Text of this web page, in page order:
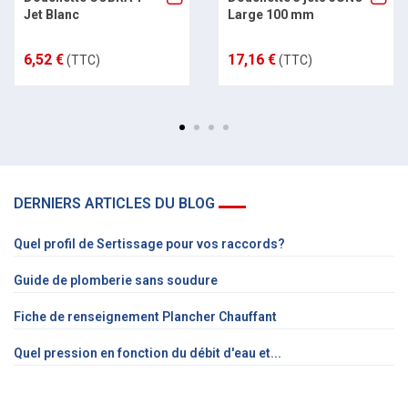
Jet Blanc
6,52 €(TTC)
Large 100 mm
17,16 €(TTC)
DERNIERS ARTICLES DU BLOG
Quel profil de Sertissage pour vos raccords?
Guide de plomberie sans soudure
Fiche de renseignement Plancher Chauffant
Quel pression en fonction du débit d'eau et...